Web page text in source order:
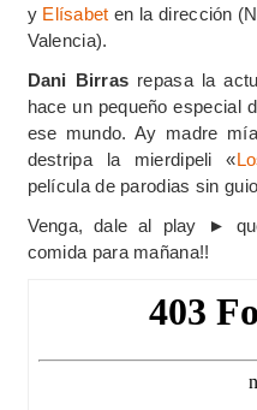
y Elísabet en la dirección
Valencia).
Dani Birras repasa la
hace un pequeño especial
ese mundo. Ay madre
destripa la mierdipeli «
película de parodias sin
Venga, dale al play ►
comida para mañana!!